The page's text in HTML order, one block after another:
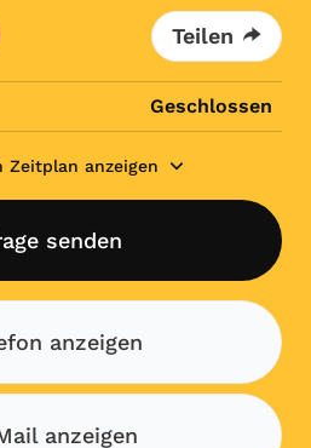
Teilen
Geschlossen
Zeitplan anzeigen
senden
anzeigen
anzeigen